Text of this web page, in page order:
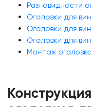
Разновидности
Оголовки для
Оголовки для
Оголовки для
Монтаж оголовка